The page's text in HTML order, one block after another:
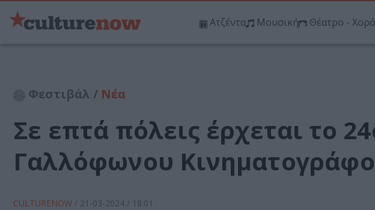
Ατζέντα Μουσική Θέατρο -
Φεστιβάλ / Νέα
Σε επτά πόλεις έρχεται το
Γαλλόφωνου
CULTURENOW / 21-03-2024 / 18:01